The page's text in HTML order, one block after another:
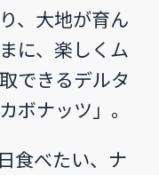
、大地が育ん
に、楽しくム
できるデルタ
ボナッツ」。
食べたい、ナ